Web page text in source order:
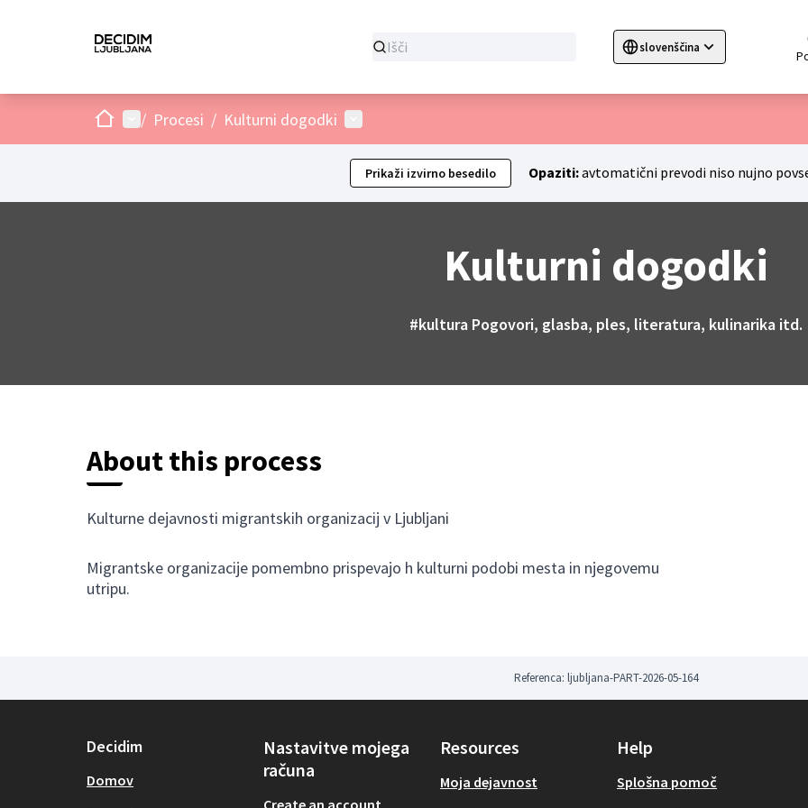
slovenščina
Sprache wählen Choose language
DomovMain menu
/ Procesi / Kulturni dogodki User menu
Prikaži izvirno besedilo Opaziti:avtomatični prevodi niso nujno
Kulturni dogodki
#kultura Pogovori, glasba, ples, literatura, kulinarika itd.
About this process
Kulturne dejavnosti migrantskih organizacij v Ljubljani
Migrantske organizacije pomembno prispevajo h kulturni podobi mesta in njegovemu
utripu.
Referenca: ljubljana-PART-2026-05-164
Decidim
Domov
Nastavitve mojega
računa
Create an account
Resources
Moja dejavnost
Help
Splošna pomoč